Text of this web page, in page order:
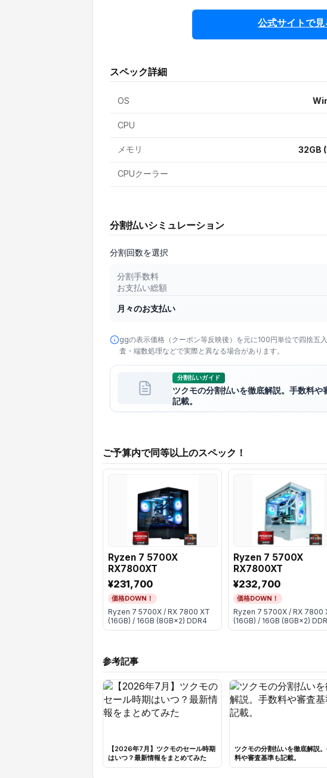
公式サイトで見
スペック詳細
OS
CPU
メモリ 32GB
CPUクーラー
分割払いシミュレーション
分割回数を選択
分割手数料
お支払い総額
月々のお支払い
ggの表示価格（クーポン等反映後）を元に100円単位で四捨五
査・端数処理などで実際と異なる場合があります。
分割払いガイド
ツクモの分割払いを徹底解説。手数料や
記載。
ご予算内で同等以上のスペック！
Ryzen 7 5700X
RX7800XT
¥231,700
価格DOWN！
Ryzen 7 5700X / RX 7800 XT
(16GB) / 16GB (8GB×2) DDR4
Ryzen 7 5700X
RX7800XT
¥232,700
価格DOWN！
Ryzen 7 5700X / RX 7800
(16GB) / 16GB (8GB×2)
参考記事
【2026年7月】ツクモのセール時期
はいつ？最新情報をまとめてみた
ツクモの分割払いを徹底解説
料や審査基準も記載。